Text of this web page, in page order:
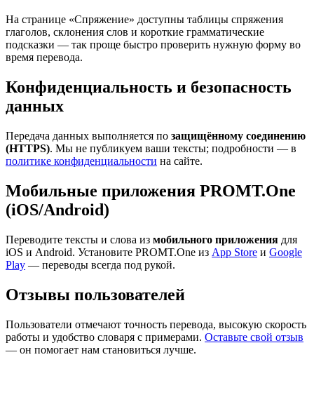
На странице «Спряжение» доступны таблицы спряжения
глаголов, склонения слов и короткие грамматические
подсказки — так проще быстро проверить нужную форму во
время перевода.
Конфиденциальность и безопасность
данных
Передача данных выполняется по защищённому соединению
(HTTPS). Мы не публикуем ваши тексты; подробности — в
политике конфиденциальности на сайте.
Мобильные приложения PROMT.One
(iOS/Android)
Переводите тексты и слова из мобильного приложения для
iOS и Android. Установите PROMT.One из App Store и Google
Play — переводы всегда под рукой.
Отзывы пользователей
Пользователи отмечают точность перевода, высокую скорость
работы и удобство словаря с примерами. Оставьте свой отзыв
— он помогает нам становиться лучше.